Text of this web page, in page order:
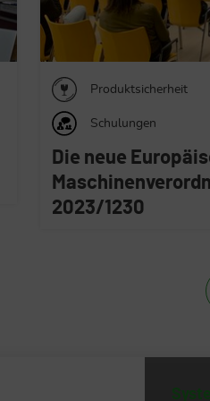
Arbeitsschutz
Risiken minimieren